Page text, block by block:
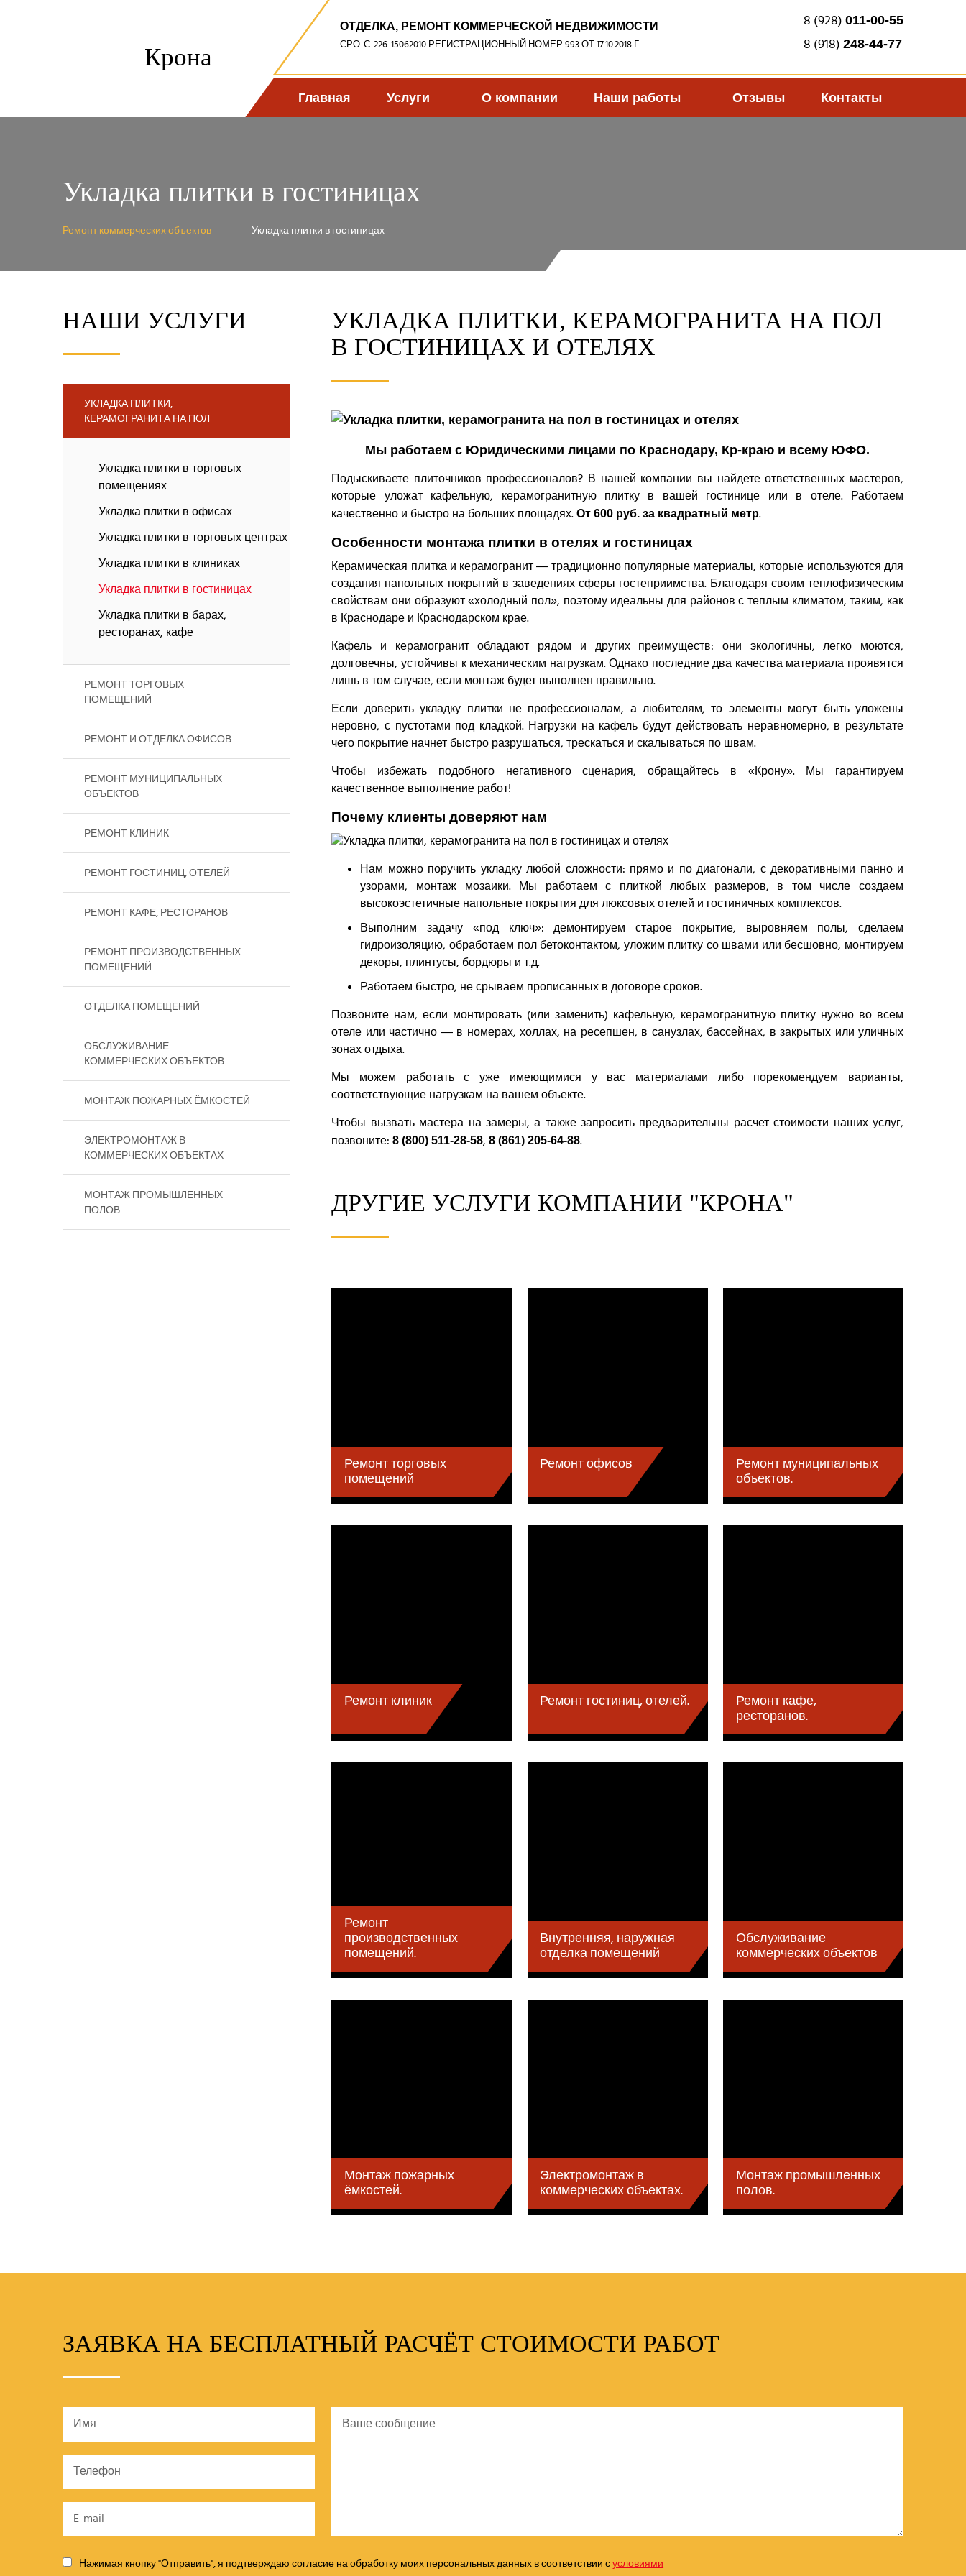
Крона
ОТДЕЛКА, РЕМОНТ КОММЕРЧЕСКОЙ НЕДВИЖИМОСТИ
СРО-С-226-15062010 РЕГИСТРАЦИОННЫЙ НОМЕР 993 ОТ 17.10.2018 Г.
8 (928) 011-00-55
8 (918) 248-44-77
Главная Услуги О компании Наши работы Отзывы Контакты
Укладка плитки в гостиницах
Ремонт коммерческих объектов Укладка плитки в гостиницах
УКЛАДКА ПЛИТКИ, КЕРАМОГРАНИТА НА ПОЛ
В ГОСТИНИЦАХ И ОТЕЛЯХ
Мы работаем с Юридическими лицами по Краснодару, Кр-краю и всему ЮФО.
Подыскиваете плиточников-профессионалов? В нашей компании вы найдете ответственных мастеров,
которые уложат кафельную, керамогранитную плитку в вашей гостинице или в отеле. Работаем
качественно и быстро на больших площадях.От 600 руб. за квадратный метр.
Особенности монтажа плитки в отелях и гостиницах
Керамическая плитка и керамогранит — традиционно популярные материалы, которые используются для
создания напольных покрытий в заведениях сферы гостеприимства. Благодаря своим теплофизическим
свойствам они образуют «холодный пол», поэтому идеальны для районов с теплым климатом, таким, как
в Краснодаре и Краснодарском крае.
Кафель и керамогранит обладают рядом и других преимуществ: они экологичны, легко моются,
долговечны, устойчивы к механическим нагрузкам. Однако последние два качества материала проявятся
лишь в том случае, если монтаж будет выполнен правильно.
Если доверить укладку плитки не профессионалам, а любителям, то элементы могут быть уложены
неровно, с пустотами под кладкой. Нагрузки на кафель будут действовать неравномерно, в результате
чего покрытие начнет быстро разрушаться, трескаться и скалываться по швам.
Чтобы избежать подобного негативного сценария, обращайтесь в «Крону». Мы гарантируем
качественное выполнение работ!
Почему клиенты доверяют нам
Нам можно поручить укладку любой сложности: прямо и по диагонали, с декоративными панно и
узорами, монтаж мозаики. Мы работаем с плиткой любых размеров, в том числе создаем
высокоэстетичные напольные покрытия для люксовых отелей и гостиничных комплексов.
Выполним задачу «под ключ»: демонтируем старое покрытие, выровняем полы, сделаем
гидроизоляцию, обработаем пол бетоконтактом, уложим плитку со швами или бесшовно, монтируем
декоры, плинтусы, бордюры и т.д.
Работаем быстро, не срываем прописанных в договоре сроков.
Позвоните нам, если монтировать (или заменить) кафельную, керамогранитную плитку нужно во всем
отеле или частично — в номерах, холлах, на ресепшен, в санузлах, бассейнах, в закрытых или уличных
зонах отдыха.
Мы можем работать с уже имеющимися у вас материалами либо порекомендуем варианты,
соответствующие нагрузкам на вашем объекте.
Чтобы вызвать мастера на замеры, а также запросить предварительны расчет стоимости наших услуг,
позвоните: 8 (800) 511-28-58,8 (861) 205-64-88.
ДРУГИЕ УСЛУГИ КОМПАНИИ "КРОНА"
Ремонт торговых
помещений
Ремонт офисов
Ремонт муниципальных
объектов.
Ремонт клиник Ремонт гостиниц, отелей.
Ремонт кафе,
ресторанов.
Ремонт
производственных
помещений.
Внутренняя, наружная
отделка помещений
Обслуживание
коммерческих объектов
Монтаж пожарных
ёмкостей.
Электромонтаж в
коммерческих объектах.
Монтаж промышленных
полов.
НАШИ УСЛУГИ
УКЛАДКА ПЛИТКИ,
КЕРАМОГРАНИТА НА ПОЛ
Укладка плитки в торговых
помещениях
Укладка плитки в офисах
Укладка плитки в торговых центрах
Укладка плитки в клиниках
Укладка плитки в гостиницах
Укладка плитки в барах,
ресторанах, кафе
РЕМОНТ ТОРГОВЫХ
ПОМЕЩЕНИЙ
РЕМОНТ И ОТДЕЛКА ОФИСОВ
РЕМОНТ МУНИЦИПАЛЬНЫХ
ОБЪЕКТОВ
РЕМОНТ КЛИНИК
РЕМОНТ ГОСТИНИЦ, ОТЕЛЕЙ
РЕМОНТ КАФЕ, РЕСТОРАНОВ
РЕМОНТ ПРОИЗВОДСТВЕННЫХ
ПОМЕЩЕНИЙ
ОТДЕЛКА ПОМЕЩЕНИЙ
ОБСЛУЖИВАНИЕ
КОММЕРЧЕСКИХ ОБЪЕКТОВ
МОНТАЖ ПОЖАРНЫХ ЁМКОСТЕЙ
ЭЛЕКТРОМОНТАЖ В
КОММЕРЧЕСКИХ ОБЪЕКТАХ
МОНТАЖ ПРОМЫШЛЕННЫХ
ПОЛОВ
ЗАЯВКА НА БЕСПЛАТНЫЙ РАСЧЁТ СТОИМОСТИ РАБОТ
Нажимая кнопку "Отправить", я подтверждаю согласие на обработку моих персональных данных в соответствии сусловиями